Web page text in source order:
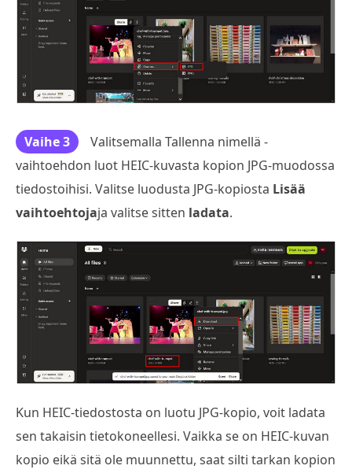
Vaihe 3
Valitsemalla Tallenna nimellä -
vaihtoehdon luot HEIC-kuvasta kopion JPG-muodossa
tiedostoihisi. Valitse luodusta JPG-kopiosta Lisää
vaihtoehtojaja valitse sitten ladata.
Kun HEIC-tiedostosta on luotu JPG-kopio, voit ladata
sen takaisin tietokoneellesi. Vaikka se on HEIC-kuvan
kopio eikä sitä ole muunnettu, saat silti tarkan kopion